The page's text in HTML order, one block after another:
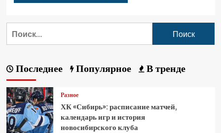
Последнее Популярное В тренде
Разное
ХК «Сибирь»: расписание матчей,
календарь игр и история
новосибирского клуба